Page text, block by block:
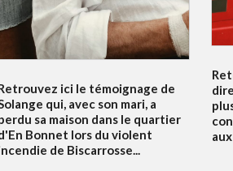
ici le témoignage de
qui, avec son mari, a
sa maison dans le quartier
Bonnet lors du violent
de Biscarrosse...